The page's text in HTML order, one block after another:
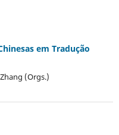
em Tradução
(Orgs.)